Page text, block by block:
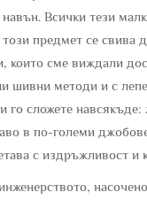
Всички тези
предмет се свива
сме виждали
шивни методи и с
го сложете
в по-големи
с издръжливост и